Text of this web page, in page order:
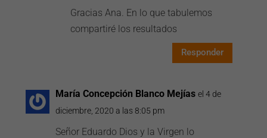
Gracias Ana. En lo que tabulemos
compartiré los resultados
Responder
María Concepción Blanco Mejías el 4 de
diciembre, 2020 a las 8:05 pm
Señor Eduardo Dios y la Virgen lo